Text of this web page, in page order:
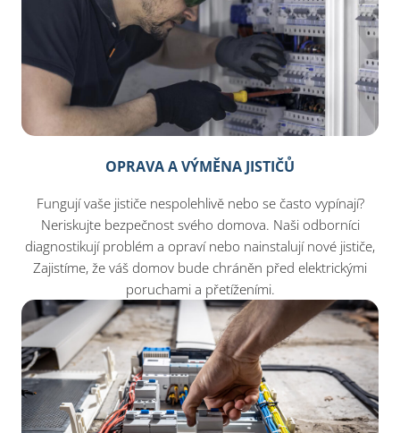
OPRAVA A VÝMĚNA JISTIČŮ
Fungují vaše jističe nespolehlivě nebo se často vypínají?
Neriskujte bezpečnost svého domova. Naši odborníci
diagnostikují problém a opraví nebo nainstalují nové jističe,
Zajistíme, že váš domov bude chráněn před elektrickými
poruchami a přetíženími.